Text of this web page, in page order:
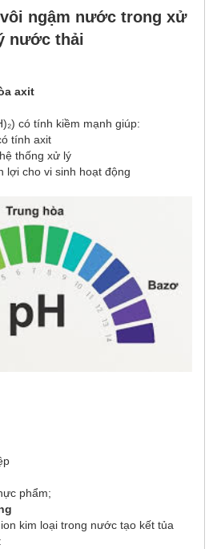
ngậm nước trong xử
nước thải
axit
có tính kiềm mạnh giúp:
tính axit
thống xử lý
lợi cho vi sinh hoạt động
phẩm;
kim loại trong nước tạo kết tủa